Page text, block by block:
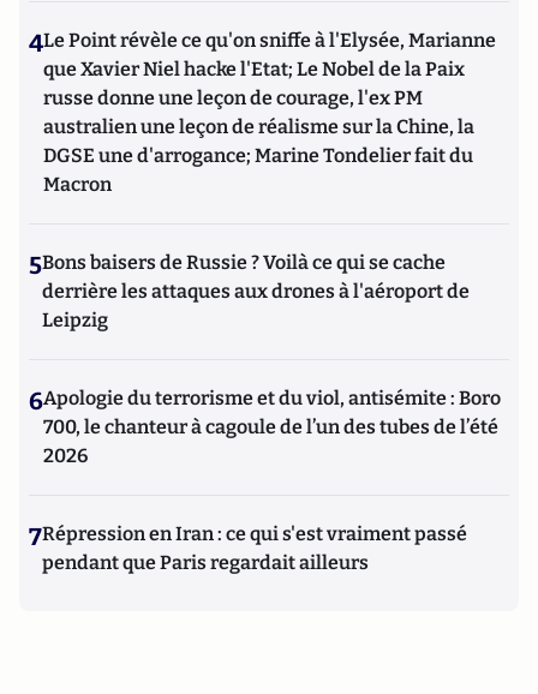
4Le Point révèle ce qu'on sniffe à l'Elysée, Marianne
que Xavier Niel hacke l'Etat; Le Nobel de la Paix
russe donne une leçon de courage, l'ex PM
australien une leçon de réalisme sur la Chine, la
DGSE une d'arrogance; Marine Tondelier fait du
Macron
5Bons baisers de Russie ? Voilà ce qui se cache
derrière les attaques aux drones à l'aéroport de
Leipzig
6Apologie du terrorisme et du viol, antisémite : Boro
700, le chanteur à cagoule de l’un des tubes de l’été
2026
7Répression en Iran : ce qui s'est vraiment passé
pendant que Paris regardait ailleurs